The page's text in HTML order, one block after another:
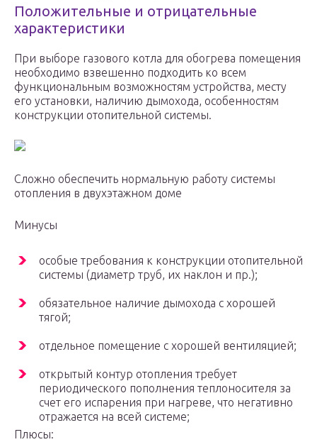
Положительные и отрицательные
характеристики
При выборе газового котла для обогрева помещения
необходимо взвешенно подходить ко всем
функциональным возможностям устройства, месту
его установки, наличию дымохода, особенностям
конструкции отопительной системы.
Сложно обеспечить нормальную работу системы
отопления в двухэтажном доме
Минусы
особые требования к конструкции отопительной
системы (диаметр труб, их наклон и пр.);
обязательное наличие дымохода с хорошей
тягой;
отдельное помещение с хорошей вентиляцией;
открытый контур отопления требует
периодического пополнения теплоносителя за
счет его испарения при нагреве, что негативно
отражается на всей системе;
Плюсы: